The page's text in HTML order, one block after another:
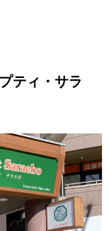
ティ・サラ